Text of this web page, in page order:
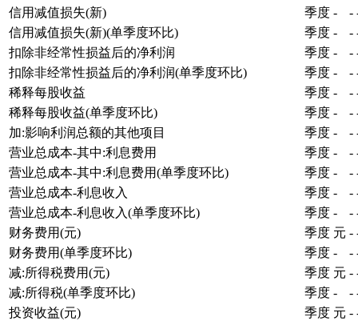
信用减值损失(新)
季度 - -
信用减值损失(新)(单季度环比)
季度 - -
扣除非经常性损益后的净利润
季度 - -
扣除非经常性损益后的净利润(单季度环比)
季度 - -
稀释每股收益
季度 - -
稀释每股收益(单季度环比)
季度 - -
加:影响利润总额的其他项目
季度 - -
营业总成本-其中:利息费用
季度 - -
营业总成本-其中:利息费用(单季度环比)
季度 - -
营业总成本-利息收入
季度 - -
营业总成本-利息收入(单季度环比)
季度 - -
财务费用(元)
季度 元 -
财务费用(单季度环比)
季度 - -
减:所得税费用(元)
季度 元 -
减:所得税(单季度环比)
季度 - -
投资收益(元)
季度 元 -